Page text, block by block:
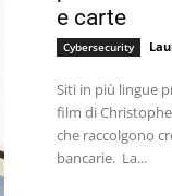
e carte
Cybersecurity
Siti in più lingue
film di
che raccolgono
bancarie. La...